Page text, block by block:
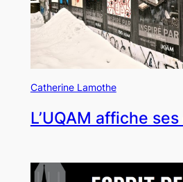
Catherine Lamothe
L’UQAM affiche